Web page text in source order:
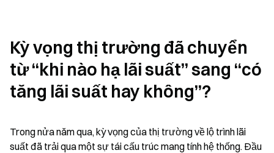
Kỳ vọng thị trường đã chuyển
từ “khi nào hạ lãi suất” sang “có
tăng lãi suất hay không”?
Trong nửa năm qua, kỳ vọng của thị trường về lộ trình lãi
suất đã trải qua một sự tái cấu trúc mang tính hệ thống. Đầu